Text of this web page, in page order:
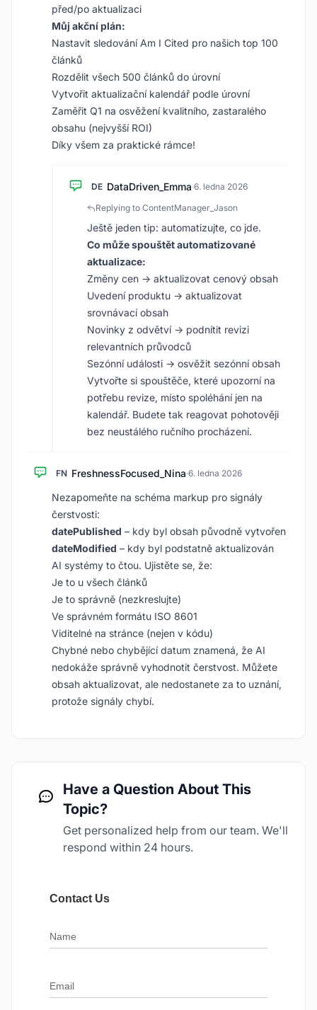
před/po aktualizaci
Můj akční plán:
Nastavit sledování Am I Cited pro našich top 100
článků
Rozdělit všech 500 článků do úrovní
Vytvořit aktualizační kalendář podle úrovní
Zaměřit Q1 na osvěžení kvalitního, zastaralého
obsahu (nejvyšší ROI)
Díky všem za praktické rámce!
DE DataDriven_Emma·6. ledna 2026
Replying to ContentManager_Jason
Ještě jeden tip: automatizujte, co jde.
Co může spouštět automatizované
aktualizace:
Změny cen → aktualizovat cenový obsah
Uvedení produktu → aktualizovat
srovnávací obsah
Novinky z odvětví → podnítit revizi
relevantních průvodců
Sezónní události → osvěžit sezónní obsah
Vytvořte si spouštěče, které upozorní na
potřebu revize, místo spoléhání jen na
kalendář. Budete tak reagovat pohotověji
bez neustálého ručního procházení.
FN FreshnessFocused_Nina·6. ledna 2026
Nezapomeňte na schéma markup pro signály
čerstvosti:
datePublished – kdy byl obsah původně vytvořen
dateModified – kdy byl podstatně aktualizován
AI systémy to čtou. Ujistěte se, že:
Je to u všech článků
Je to správně (nezkreslujte)
Ve správném formátu ISO 8601
Viditelné na stránce (nejen v kódu)
Chybné nebo chybějící datum znamená, že AI
nedokáže správně vyhodnotit čerstvost. Můžete
obsah aktualizovat, ale nedostanete za to uznání,
protože signály chybí.
Have a Question About This
Topic?
Get personalized help from our team. We'll
respond within 24 hours.